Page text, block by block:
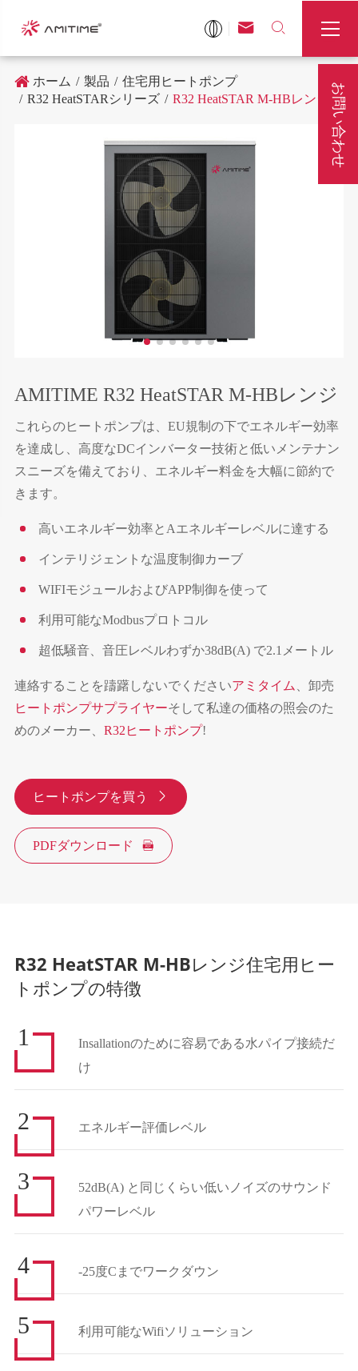
 

ホーム 製品
住宅用ヒートポンプ
R32 HeatSTARシリーズ
R32 HeatSTAR M-HBレンジ
AMITIME R32 HeatSTAR M-HBレンジ
これらのヒートポンプは、EU規制の下でエネルギー効率
を達成し、高度なDCインバーター技術と低いメンテナン
スニーズを備えており、エネルギー料金を大幅に節約で
きます。
高いエネルギー効率とAエネルギーレベルに達する
インテリジェントな温度制御カーブ
WIFIモジュールおよびAPP制御を使って
利用可能なModbusプロトコル
超低騒音、音圧レベルわずか38dB(A) で2.1メートル
連絡することを躊躇しないでくださいアミタイム
、卸売
ヒートポンプサプライヤーそして私達の価格の照会のた
めのメーカー、 R32ヒートポンプ!
ヒートポンプを買う 
PDFダウンロード 
R32 HeatSTAR M-HBレンジ住宅用ヒー
トポンプの特徴
1
Insallationのために容易である水パイプ接続だ
け
2 エネルギー評価レベル
3
52dB(A) と同じくらい低いノイズのサウンド
パワーレベル
4 -25度Cまでワークダウン
5 利用可能なWifiソリューション
お問い合わせ